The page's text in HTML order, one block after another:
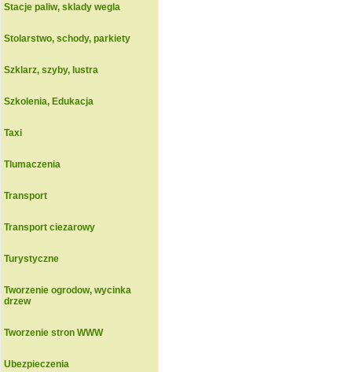
Stacje paliw, sklady wegla
Stolarstwo, schody, parkiety
Szklarz, szyby, lustra
Szkolenia, Edukacja
Taxi
Tlumaczenia
Transport
Transport ciezarowy
Turystyczne
Tworzenie ogrodow, wycinka
drzew
Tworzenie stron WWW
Ubezpieczenia